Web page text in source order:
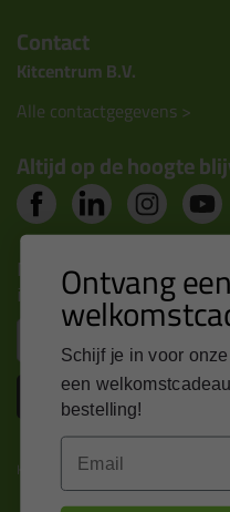
Contact
Kitcentrum B.V.
Alle contactgegevens >
Altijd op de hoogte
Nieuws, tips en
inbox
Kitcentrum is trots op:
Ontvang een
Schijf je in voor
een welkomstcadeau
bestelling!
Email